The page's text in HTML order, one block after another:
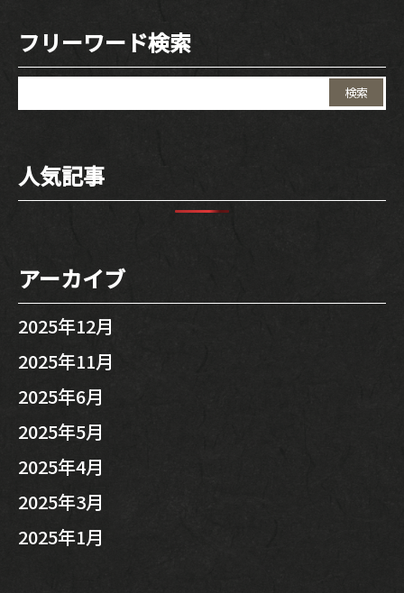
ジ
送
フリーワード検索
人気記事
アーカイブ
2025年12月
2025年11月
2025年6月
2025年5月
2025年4月
2025年3月
2025年1月